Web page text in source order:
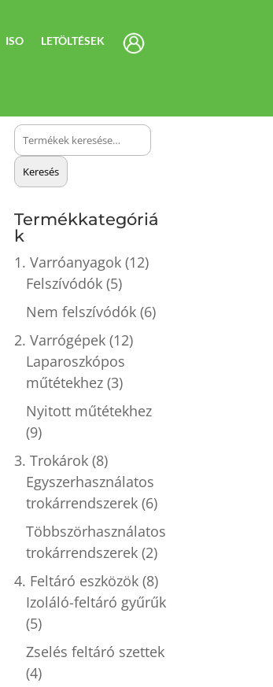
ISO LETÖLTÉSEK
Keresés
a
következőre:
Keresés
Termékkategóriá
k
1. Varróanyagok (12)
Felszívódók (5)
Nem felszívódók (6)
2. Varrógépek (12)
Laparoszkópos
műtétekhez (3)
Nyitott műtétekhez
(9)
3. Trokárok (8)
Egyszerhasználatos
trokárrendszerek (6)
Többszörhasználatos
trokárrendszerek (2)
4. Feltáró eszközök (8)
Izoláló-feltáró gyűrűk
(5)
Zselés feltáró szettek
(4)